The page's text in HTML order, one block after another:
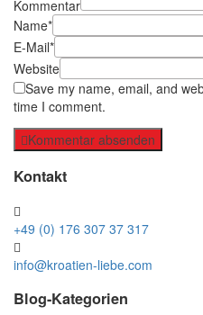
Kommentar
Name*
E-Mail*
Website
Save my name, email, and
time I comment.
Kommentar absenden
Kontakt
+49 (0) 176 307 37 317
info@kroatien-liebe.com
Blog-Kategorien